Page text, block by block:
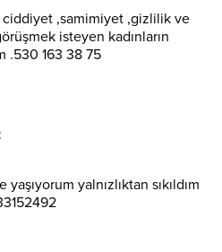
ciddiyet ,samimiyet ,gizlilik ve
isteyen kadınların
.530 163 38 75
yalnızlıktan sıkıldım